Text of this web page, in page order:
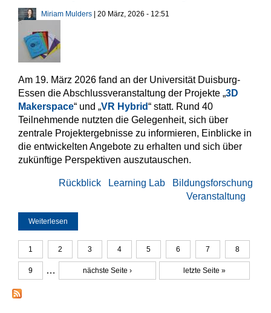
Miriam Mulders | 20 März, 2026 - 12:51
Am 19. März 2026 fand an der Universität Duisburg-
Essen die Abschlussveranstaltung der Projekte „3D
Makerspace“ und „VR Hybrid“ statt. Rund 40
Teilnehmende nutzten die Gelegenheit, sich über
zentrale Projektergebnisse zu informieren, Einblicke in
die entwickelten Angebote zu erhalten und sich über
zukünftige Perspektiven auszutauschen.
Bildungsforschung
Learning Lab
Rückblick
Veranstaltung
Weiterlesen
Seiten
1 2 3 4 5 6 7 8
9 … nächste Seite › letzte Seite »